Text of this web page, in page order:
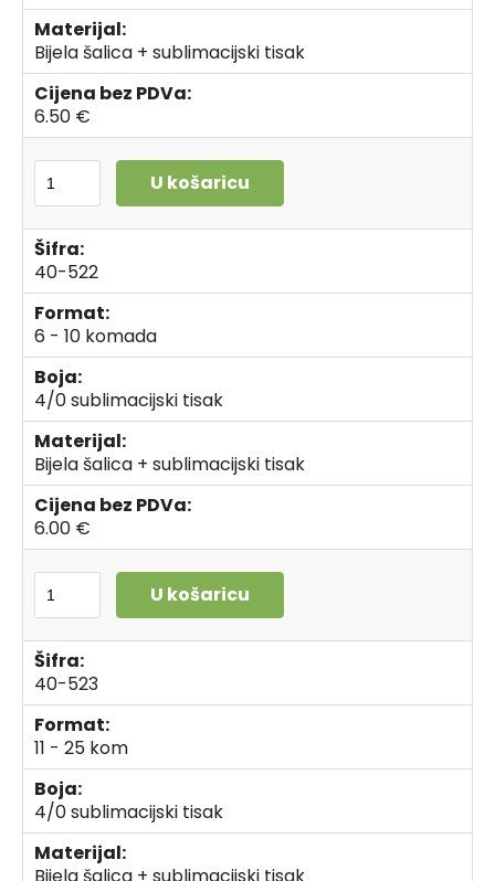
Materijal:
Bijela šalica + sublimacijski tisak
Cijena bez PDVa:
6.50 €
U košaricu
Šifra:
40-522
Format:
6 - 10 komada
Boja:
4/0 sublimacijski tisak
Materijal:
Bijela šalica + sublimacijski tisak
Cijena bez PDVa:
6.00 €
U košaricu
Šifra:
40-523
Format:
11 - 25 kom
Boja:
4/0 sublimacijski tisak
Materijal: